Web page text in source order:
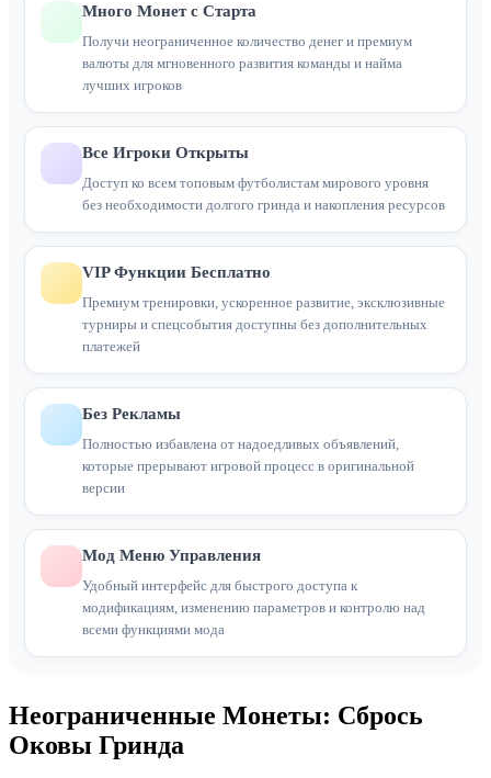
Много Монет с Старта
Получи неограниченное количество денег и премиум
валюты для мгновенного развития команды и найма
лучших игроков
Все Игроки Открыты
Доступ ко всем топовым футболистам мирового уровня
без необходимости долгого гринда и накопления ресурсов
VIP Функции Бесплатно
Премиум тренировки, ускоренное развитие, эксклюзивные
турниры и спецсобытия доступны без дополнительных
платежей
Без Рекламы
Полностью избавлена от надоедливых объявлений,
которые прерывают игровой процесс в оригинальной
версии
Мод Меню Управления
Удобный интерфейс для быстрого доступа к
модификациям, изменению параметров и контролю над
всеми функциями мода
Неограниченные Монеты: Сбрось
Оковы Гринда